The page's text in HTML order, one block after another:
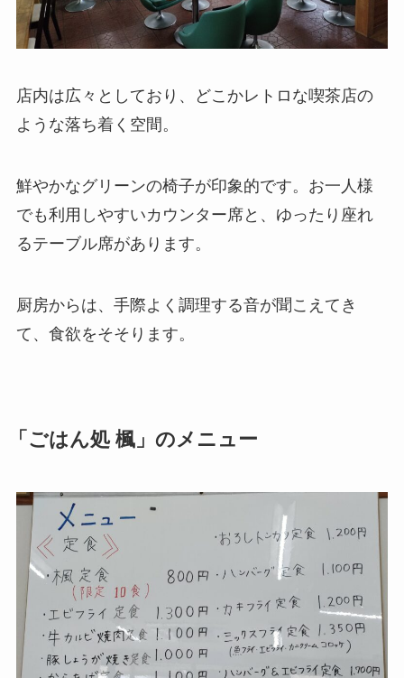
店内は広々としており、どこかレトロな喫茶店の
ような落ち着く空間。
鮮やかなグリーンの椅子が印象的です。お一人様
でも利用しやすいカウンター席と、ゆったり座れ
るテーブル席があります。
厨房からは、手際よく調理する音が聞こえてき
て、食欲をそそります。
「ごはん処 楓」のメニュー